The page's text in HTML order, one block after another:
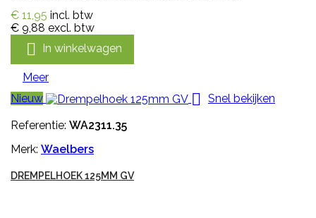
€ 11,95 incl. btw
€ 9,88 excl. btw
 In winkelwagen
Meer
Nieuw
 Snel bekijken
Referentie: WA2311.35
Merk: Waelbers
DREMPELHOEK 125MM GV